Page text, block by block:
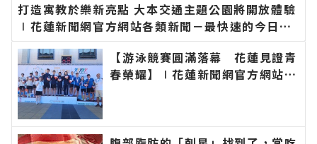
打造寓教於樂新亮點 大本交通主題公園將開放體驗
∣花蓮新聞網官方網站各類新聞－最快速的今日新
聞報導 最新的在地資訊！
【游泳競賽圓滿落幕 花蓮見證青
春榮耀】∣花蓮新聞網官方網站各